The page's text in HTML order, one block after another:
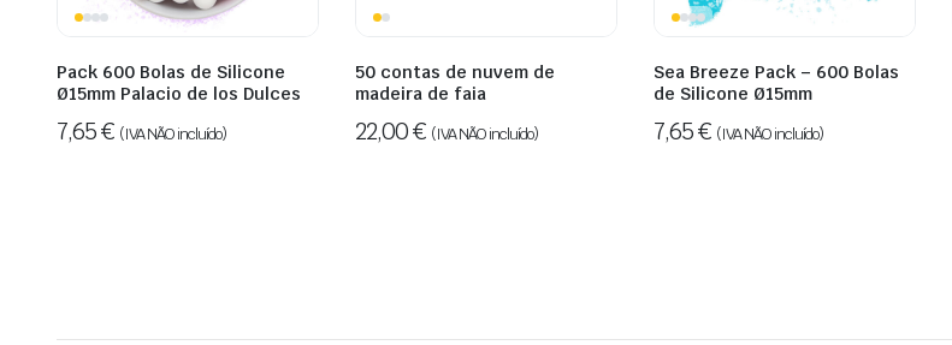
Pack 600 Bolas de Silicone
Ø15mm Palacio de los Dulces
7,65€ (IVA NÃO incluído)
50 contas de nuvem de
madeira de faia
22,00€ (IVA NÃO incluído)
Sea Breeze Pack – 600 Bolas
de Silicone Ø15mm
7,65€ (IVA NÃO incluído)